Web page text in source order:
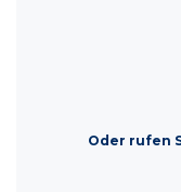
Oder rufen